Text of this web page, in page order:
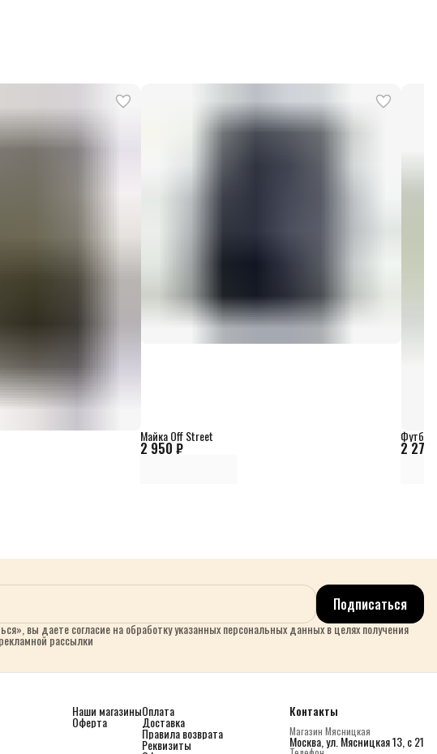
2 950 ₽
Майка Off Street
2 270
Подписаться
вы даете согласие на обработку указанных персональных данных в целях получения
рассылки
Наши магазины
Оферта
Оплата
Доставка
Правила возврата
Реквизиты
Контакты
Магазин Мясницкая
Москва, ул. Мясницкая 13, с 21